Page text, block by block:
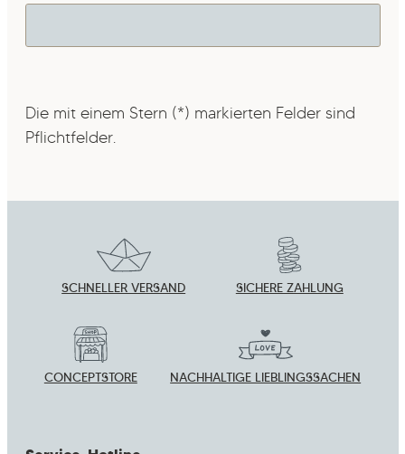
Die mit einem Stern (*) markierten Felder sind
Pflichtfelder.
SCHNELLER VERSAND SICHERE ZAHLUNG
CONCEPTSTORE NACHHALTIGE LIEBLINGSSACHEN